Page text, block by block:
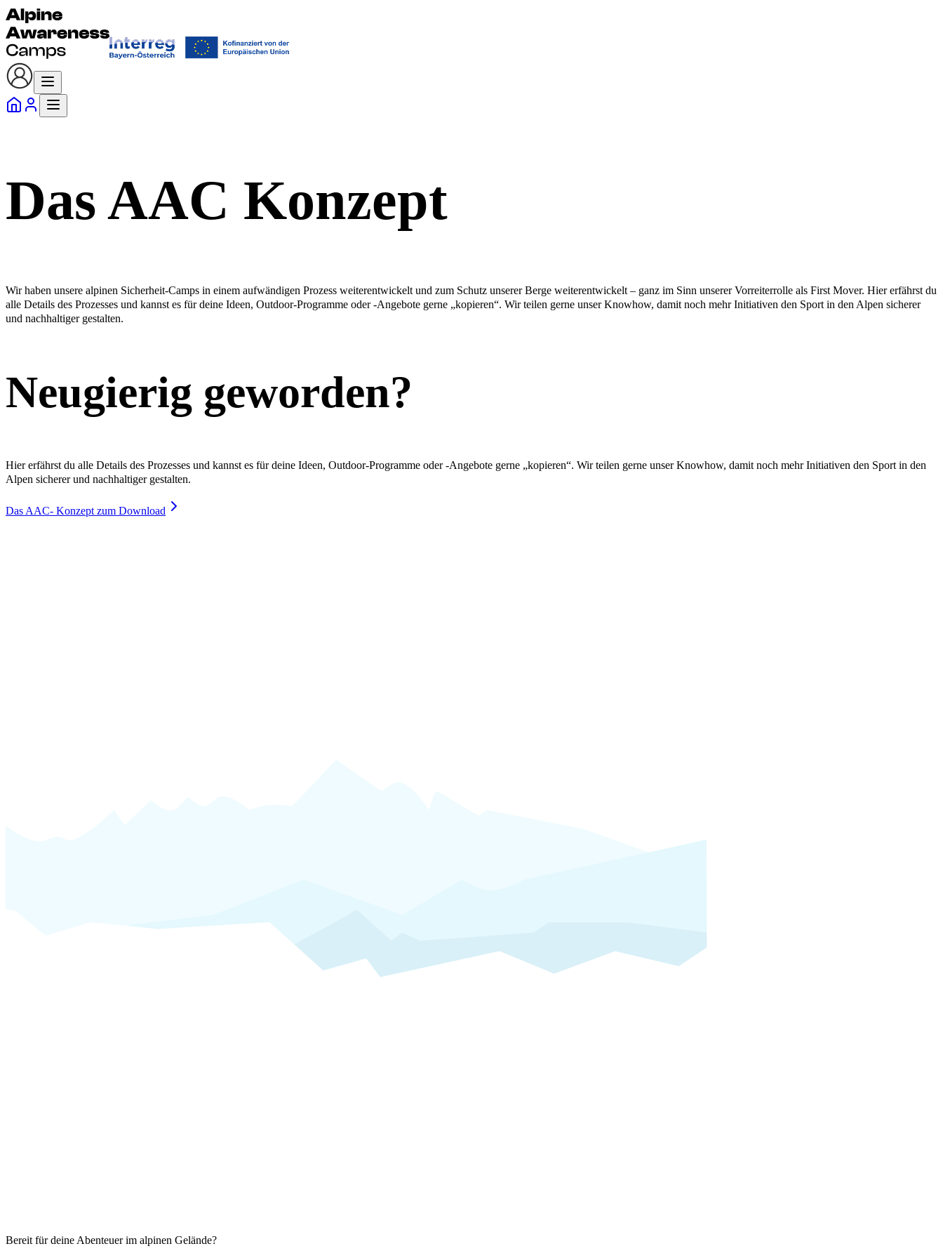
Das AAC Konzept
Wir haben unsere alpinen Sicherheit-Camps in einem aufwändigen Prozess weiterentwickelt und zum Schutz unserer Berge weiterentwickelt – ganz im Sinn unserer Vorreiterrolle als First Mover. Hier erfährst du
alle Details des Prozesses und kannst es für deine Ideen, Outdoor-Programme oder -Angebote gerne „kopieren“. Wir teilen gerne unser Knowhow, damit noch mehr Initiativen den Sport in den Alpen sicherer
und nachhaltiger gestalten.
Neugierig geworden?
Hier erfährst du alle Details des Prozesses und kannst es für deine Ideen, Outdoor-Programme oder -Angebote gerne „kopieren“. Wir teilen gerne unser Knowhow, damit noch mehr Initiativen den Sport in den
Alpen sicherer und nachhaltiger gestalten.
Das AAC- Konzept zum Download
Bereit für deine Abenteuer im alpinen Gelände?